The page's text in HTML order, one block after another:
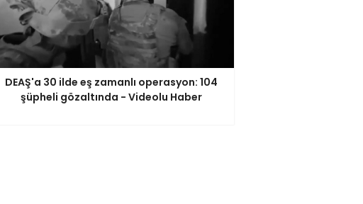
DEAŞ'a 30 ilde eş zamanlı operasyon: 104
şüpheli gözaltında - Videolu Haber